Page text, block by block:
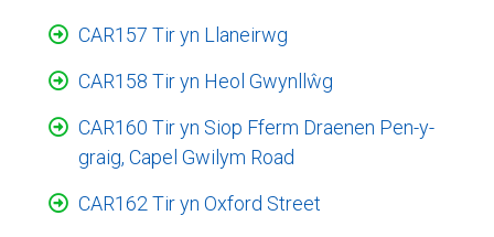
CAR157 Tir yn Llaneirwg
CAR158 Tir yn Heol Gwynllŵg
CAR160 Tir yn Siop Fferm Draenen Pen-y-
graig, Capel Gwilym Road
CAR162 Tir yn Oxford Street